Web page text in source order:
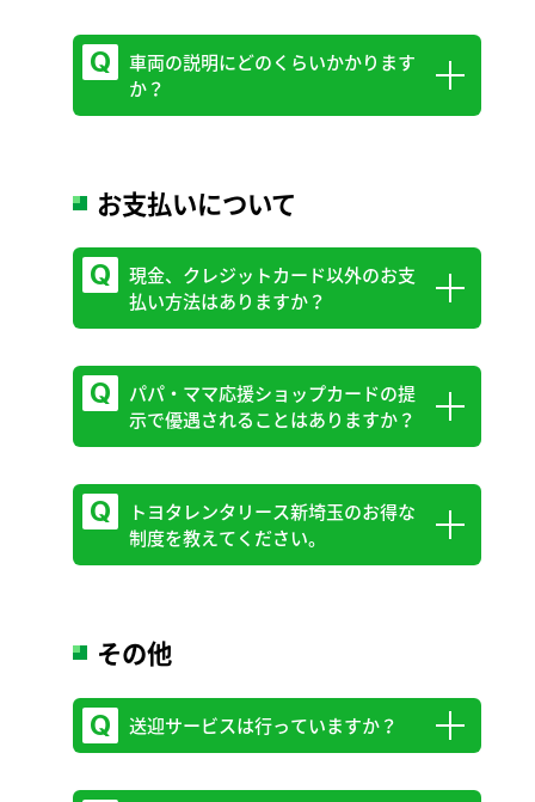
お支払はクレジットカードのみです
キャンピングカーの貸出は、トヨタレンタ
リース新埼玉 会社規定により、準中型免
車両の説明にどのくらいかかります
か？
初めての方は、書類の手続きや車両の説明
等で60分程度お時間をいただきます。前日
動画視聴をお願いしております。
お支払いについて
現金、クレジットカード以外のお支
払い方法はありますか？
トヨタレンタリース新埼玉ではPayPayで
のお支払いも可能です。
ることができる書類の提示が必要です。
パパ・ママ応援ショップカードの提
示で優遇されることはありますか？
パパ・ママ応援ショップカードのご提示で
チャイルドシート(ジュニアシート・ベビ
トヨタレンタリース新埼玉のお得な
制度を教えてください。
LINE公式アカウント特典がございます。
トヨタレンタリース新埼玉のLINEアカウ
ントを “友だち登録” するとポイントが付
与され、5ポイント貯めると1,000円分のレ
その他
送迎サービスは行っていますか？